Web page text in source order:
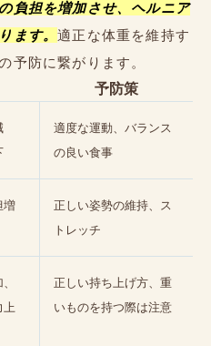
負担を増加させ、ヘルニア
ます。適正な体重を維持す
予防に繋がります。
予防策
適度な運動、バランス
の良い食事
増
正しい姿勢の維持、ス
トレッチ
上
正しい持ち上げ方、重
いものを持つ際は注意